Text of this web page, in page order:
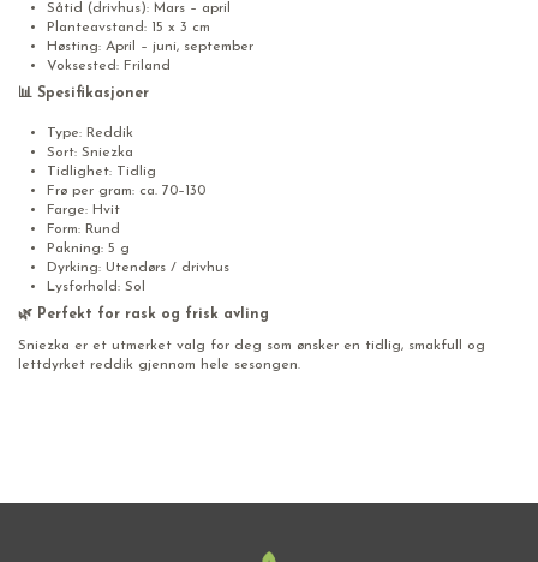
Såtid (drivhus): Mars – april
Planteavstand: 15 x 3 cm
Høsting: April – juni, september
Voksested: Friland
📊 Spesifikasjoner
Type: Reddik
Sort: Sniezka
Tidlighet: Tidlig
Frø per gram: ca. 70–130
Farge: Hvit
Form: Rund
Pakning: 5 g
Dyrking: Utendørs / drivhus
Lysforhold: Sol
🌿 Perfekt for rask og frisk avling
Sniezka er et utmerket valg for deg som ønsker en tidlig, smakfull og
lettdyrket reddik gjennom hele sesongen.